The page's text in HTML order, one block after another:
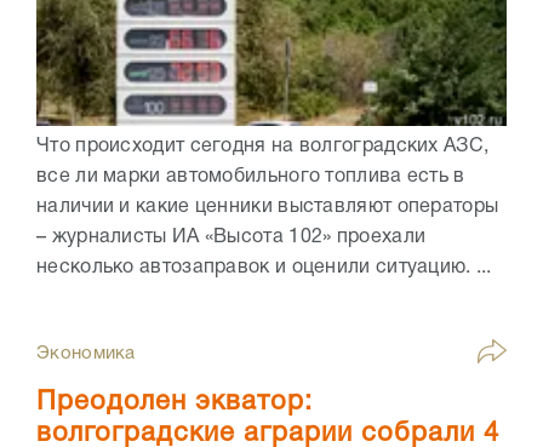
Что происходит сегодня на волгоградских АЗС,
все ли марки автомобильного топлива есть в
наличии и какие ценники выставляют операторы
– журналисты ИА «Высота 102» проехали
несколько автозаправок и оценили ситуацию. ...
Экономика
Преодолен экватор:
волгоградские аграрии собрали 4